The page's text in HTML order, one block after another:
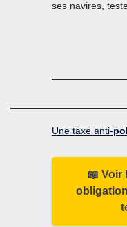
ses navires,
Une taxe anti-
📖 Voir